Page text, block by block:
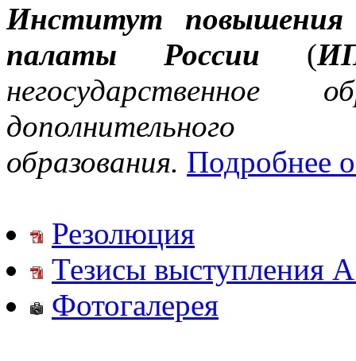
Институт повышения
палаты России (
негосударственное
образования.
Резолюция
Тезисы выступления
Фотогалерея